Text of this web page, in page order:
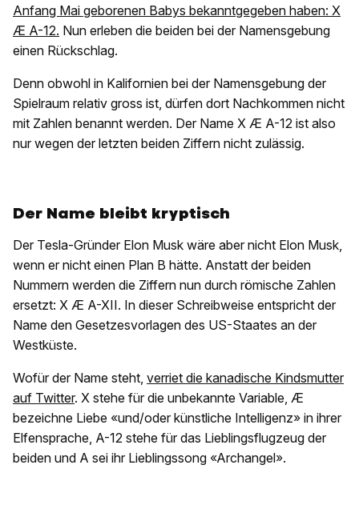
Anfang Mai geborenen Babys bekanntgegeben haben: X
Æ A-12. Nun erleben die beiden bei der Namensgebung
einen Rückschlag.
Denn obwohl in Kalifornien bei der Namensgebung der
Spielraum relativ gross ist, dürfen dort Nachkommen nicht
mit Zahlen benannt werden. Der Name X Æ A-12 ist also
nur wegen der letzten beiden Ziffern nicht zulässig.
Der Name bleibt kryptisch
Der Tesla-Gründer Elon Musk wäre aber nicht Elon Musk,
wenn er nicht einen Plan B hätte. Anstatt der beiden
Nummern werden die Ziffern nun durch römische Zahlen
ersetzt: X Æ A-XII. In dieser Schreibweise entspricht der
Name den Gesetzesvorlagen des US-Staates an der
Westküste.
Wofür der Name steht, verriet die kanadische Kindsmutter
auf Twitter. X stehe für die unbekannte Variable, Æ
bezeichne Liebe «und/oder künstliche Intelligenz» in ihrer
Elfensprache, A-12 stehe für das Lieblingsflugzeug der
beiden und A sei ihr Lieblingssong «Archangel».